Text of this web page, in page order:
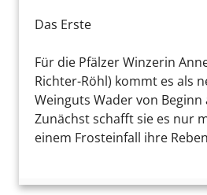
Das Erste
Für die Pfälzer Winzerin
Richter-Röhl) kommt es als
Weinguts Wader von
Zunächst schafft sie es nur
einem Frosteinfall ihre